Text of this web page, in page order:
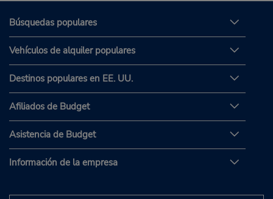
Búsquedas populares
Vehículos de alquiler populares
Destinos populares en EE. UU.
Afiliados de Budget
Asistencia de Budget
Información de la empresa